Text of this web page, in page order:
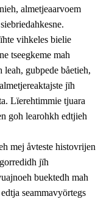
vuajnoe
jïh
almetjeaarvoem
vihkeles bielie
tseegkeme mah
leah, gubpede båetieh,
jïh
Lïerehtimmie tjuara
goh learohkh edtjieh
mej åvteste histovrijen
jïh
buektedh mah
seammavyörtegs